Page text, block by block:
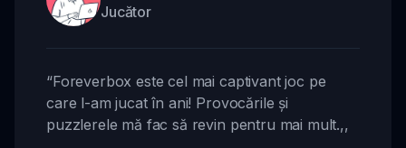
Jucător
“Foreverbox este cel mai captivant joc pe
care l-am jucat în ani! Provocările și
puzzlerele mă fac să revin pentru mai mult.,,